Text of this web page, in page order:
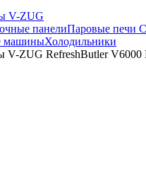
V-ZUG
панелиПаровые печи
машиныХолодильники
V-ZUG RefreshButler